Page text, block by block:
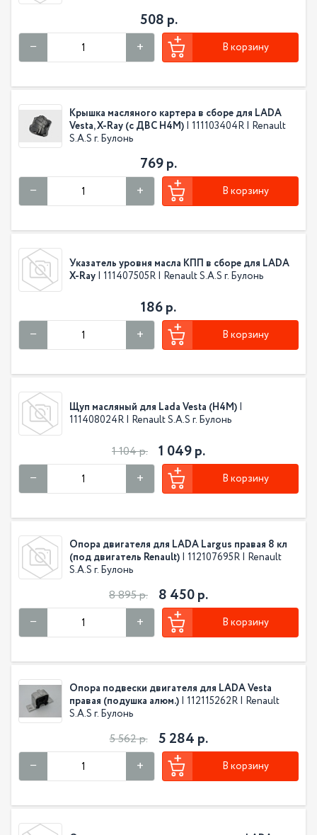
508 р.
В корзину
Крышка масляного картера в сборе для LADA
Vesta, X-Ray (с ДВС H4M) | 111103404R | Renault
S.A.S г. Булонь
769 р.
В корзину
Указатель уровня масла КПП в сборе для LADA
X-Ray | 111407505R | Renault S.A.S г. Булонь
186 р.
В корзину
Щуп масляный для Lada Vesta (H4M) |
111408024R | Renault S.A.S г. Булонь
1 104 р. 1 049 р.
В корзину
Опора двигателя для LADA Largus правая 8 кл
(под двигатель Renault) | 112107695R | Renault
S.A.S г. Булонь
8 895 р. 8 450 р.
В корзину
Опора подвески двигателя для LADA Vesta
правая (подушка алюм.) | 112115262R | Renault
S.A.S г. Булонь
5 562 р. 5 284 р.
В корзину